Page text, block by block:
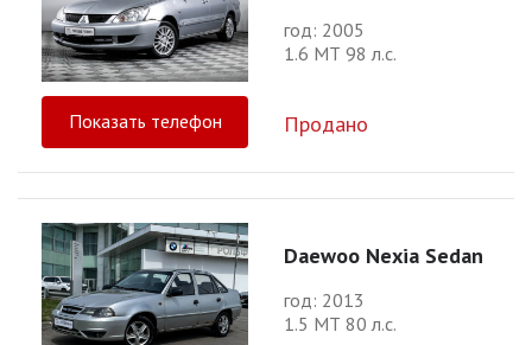
год: 2005
1.6 МТ 98 л.с.
Показать телефон Продано
Daewoo Nexia Sedan
год: 2013
1.5 МТ 80 л.с.